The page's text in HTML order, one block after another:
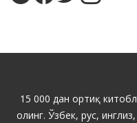
15 000 дан ортиқ
олинг. Ўзбек, рус,